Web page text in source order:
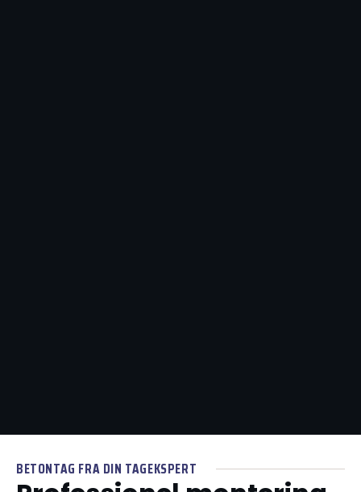
BETONTAG FRA DIN TAGEKSPERT